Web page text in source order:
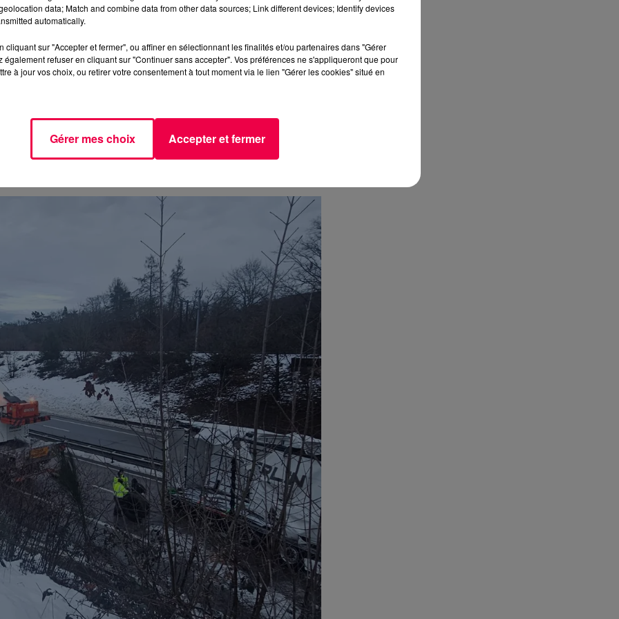
RN 57, peu après la sortie Saint-Nabord Centre. Pour
lourd a perdu le contrôle de son véhicule. Après avoir
bloc en béton, entraînant le basculement du poids
provoquant un suraccident. Selon les secours, sept
des voitures impliquées ont dû être désincarcérés
data; Match and combine data from other data sources; Link different devices; Identify devices
automatically.
cliquant sur "Accepter et fermer", ou affiner en sélectionnant les finalités et/ou partenaires dans "Gérer
également refuser en cliquant sur "Continuer sans accepter". Vos préférences ne s'appliqueront que pour
à jour vos choix, ou retirer votre consentement à tout moment via le lien "Gérer les cookies" situé en
Gérer mes choix Accepter et fermer